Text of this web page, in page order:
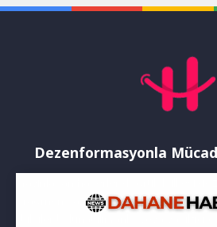
bahçe...
Dezenformasyonla
Yayınlanan haberler doğruluk ilkesi
rağmen bazı içeriklerde eksik, hatalı
bilgiler bulunabilir.Yanlış veya